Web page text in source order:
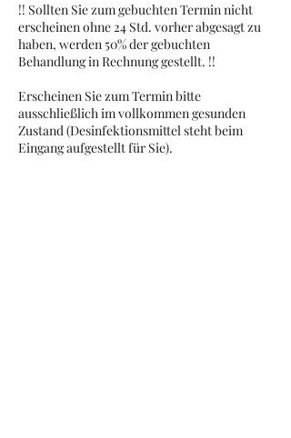
!! Sollten Sie zum gebuchten Termin nicht
erscheinen ohne 24 Std. vorher abgesagt zu
haben, werden 50% der gebuchten
Behandlung in Rechnung gestellt. !!
Erscheinen Sie zum Termin bitte
ausschließlich im vollkommen gesunden
Zustand (Desinfektionsmittel steht beim
Eingang aufgestellt für Sie).